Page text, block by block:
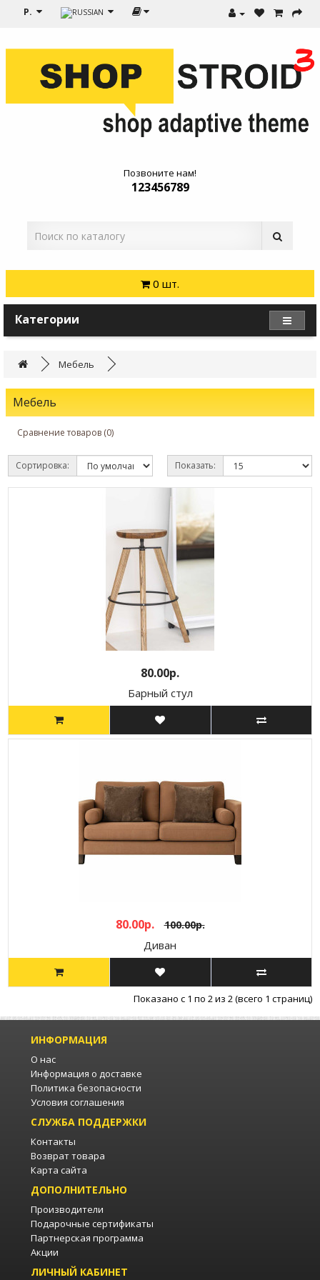
Р.
Позвоните нам!
123456789
0 шт.
Категории
Мебель
Мебель
Сравнение товаров (0)
Сортировка: Показать:
80.00р.
Барный стул
80.00р. 100.00р.
Диван
Показано с 1 по 2 из 2 (всего 1 страниц)
ИНФОРМАЦИЯ
О нас
Информация о доставке
Политика безопасности
Условия соглашения
СЛУЖБА ПОДДЕРЖКИ
Контакты
Возврат товара
Карта сайта
ДОПОЛНИТЕЛЬНО
Производители
Подарочные сертификаты
Партнерская программа
Акции
ЛИЧНЫЙ КАБИНЕТ